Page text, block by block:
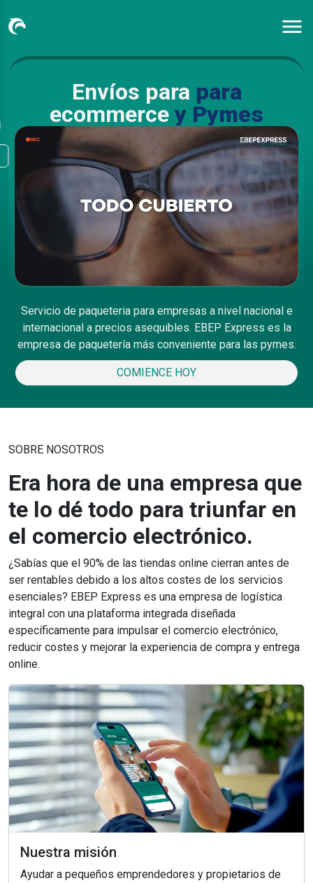
Envíos para para
ecommerce y Pymes
Servicio de paqueteria para empresas a nivel nacional e
internacional a precios asequibles. EBEP Express es la
empresa de paquetería más conveniente para las pymes.
COMIENCE HOY
SOBRE NOSOTROS
Era hora de una empresa que
te lo dé todo para triunfar en
el comercio electrónico.
¿Sabías que el 90% de las tiendas online cierran antes de
ser rentables debido a los altos costes de los servicios
esenciales? EBEP Express es una empresa de logística
integral con una plataforma integrada diseñada
específicamente para impulsar el comercio electrónico,
reducir costes y mejorar la experiencia de compra y entrega
online.
Nuestra misión
Ayudar a pequeños emprendedores y propietarios de